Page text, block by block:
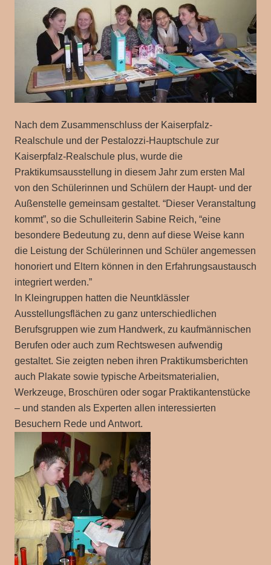
Nach dem Zusammenschluss der Kaiserpfalz-
Realschule und der Pestalozzi-Hauptschule zur
Kaiserpfalz-Realschule plus, wurde die
Praktikumsausstellung in diesem Jahr zum ersten Mal
von den Schülerinnen und Schülern der Haupt- und der
Außenstelle gemeinsam gestaltet. “Dieser Veranstaltung
kommt”, so die Schulleiterin Sabine Reich, “eine
besondere Bedeutung zu, denn auf diese Weise kann
die Leistung der Schülerinnen und Schüler angemessen
honoriert und Eltern können in den Erfahrungsaustausch
integriert werden.”
In Kleingruppen hatten die Neuntklässler
Ausstellungsflächen zu ganz unterschiedlichen
Berufsgruppen wie zum Handwerk, zu kaufmännischen
Berufen oder auch zum Rechtswesen aufwendig
gestaltet. Sie zeigten neben ihren Praktikumsberichten
auch Plakate sowie typische Arbeitsmaterialien,
Werkzeuge, Broschüren oder sogar Praktikantenstücke
– und standen als Experten allen interessierten
Besuchern Rede und Antwort.